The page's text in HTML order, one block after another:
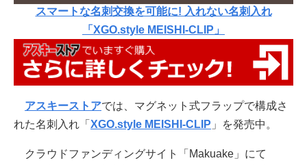
スマートな名刺交換を可能に! 入れない名刺入れ
「XGO.style MEISHI-CLIP」
アスキーストアでは、マグネット式フラップで構成さ
れた名刺入れ「 XGO.style MEISHI-CLIP 」を発売中。
クラウドファンディングサイト「Makuake」にて